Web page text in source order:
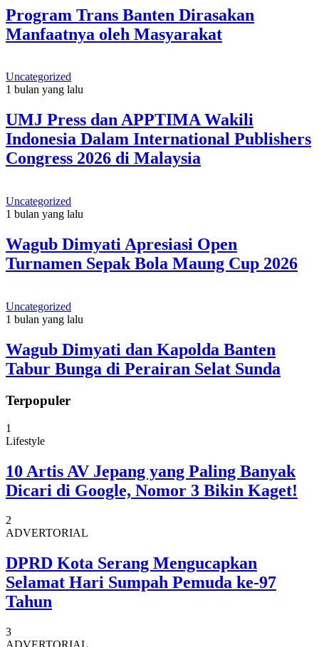
Program Trans Banten Dirasakan
Manfaatnya oleh Masyarakat
Uncategorized
1 bulan yang lalu
UMJ Press dan APPTIMA Wakili
Indonesia Dalam International Publishers
Congress 2026 di Malaysia
Uncategorized
1 bulan yang lalu
Wagub Dimyati Apresiasi Open
Turnamen Sepak Bola Maung Cup 2026
Uncategorized
1 bulan yang lalu
Wagub Dimyati dan Kapolda Banten
Tabur Bunga di Perairan Selat Sunda
Terpopuler
1
Lifestyle
10 Artis AV Jepang yang Paling Banyak
Dicari di Google, Nomor 3 Bikin Kaget!
2
ADVERTORIAL
DPRD Kota Serang Mengucapkan
Selamat Hari Sumpah Pemuda ke-97
Tahun
3